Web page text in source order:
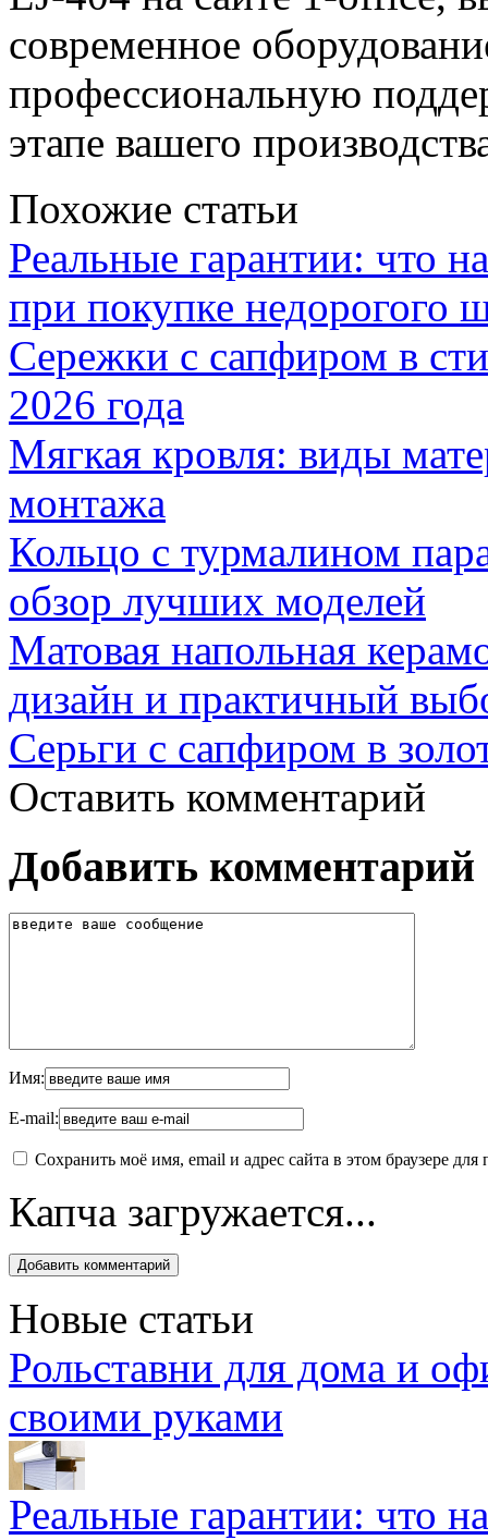
современное
профессиональную
этапе вашего
Похожие статьи
Реальные гарантии: что
при покупке недорогого
Сережки с сапфиром в
2026 года
Мягкая кровля: виды
монтажа
Кольцо с турмалином
обзор лучших моделей
Матовая напольная
дизайн и практичный
Серьги с сапфиром в
Оставить комментарий
Добавить комментарий
Имя:
E-mail:
Сохранить моё имя, email и адрес сайта в этом браузере
Капча загружается...
Новые статьи
Рольставни для дома и
своими руками
Реальные гарантии: что